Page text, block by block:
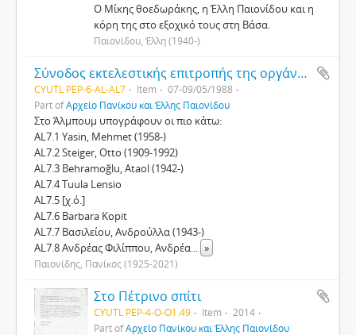
Ο Μίκης θοεδωράκης, η Έλλη Παιονίδου και η
κόρη της στο εξοχικό τους στη Βάσα.
Παιονίδου, Έλλη (1940-)
Σύνοδος εκτελεστικής επιτροπής της οργάνωσης PAND το 1988 στη Βάσα
CYUTL PEP-6-AL-AL7 Item
07-09/05/1988
Part ofΑρχείο Πανίκου και Έλλης Παιονίδου
Στο Άλμπουμ υπογράφουν οι πιο κάτω:
AL7.1 Yasin, Mehmet (1958-)
AL7.2 Steiger, Otto (1909-1992)
AL7.3 Behramoğlu, Ataol (1942-)
AL7.4 Tuula Lensio
AL7.5 [χ.ό.]
AL7.6 Barbara Kopit
AL7.7 Βασιλείου, Ανδρούλλα (1943-)
AL7.8 Ανδρέας Φιλίππου, Ανδρέα... »
Παιονίδης, Πανίκος (1925-2021)
Στο Πέτρινο σπίτι
CYUTL PEP-4-Ο-O1.49 Item
2014
Part ofΑρχείο Πανίκου και Έλλης Παιονίδου